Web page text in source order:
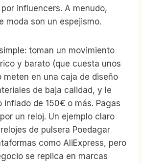
influencers. A menudo,
moda son un espejismo.
toman un movimiento
y barato (que cuesta unos
meten en una caja de diseño
de baja calidad, y le
inflado de 150€ o más. Pagas
un reloj. Un ejemplo claro
de pulsera Poedagar
como AliExpress, pero
se replica en marcas